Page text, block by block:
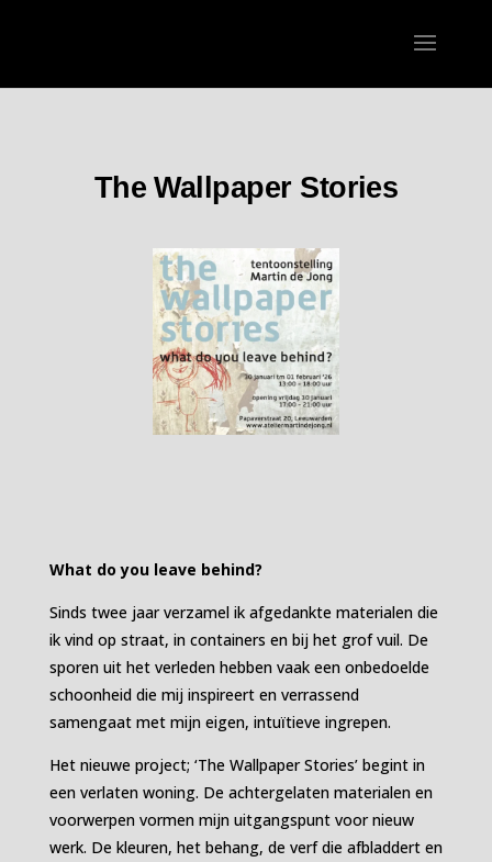
The Wallpaper Stories
What do you leave behind?
Sinds twee jaar verzamel ik afgedankte materialen die
ik vind op straat, in containers en bij het grof vuil. De
sporen uit het verleden hebben vaak een onbedoelde
schoonheid die mij inspireert en verrassend
samengaat met mijn eigen, intuïtieve ingrepen.
Het nieuwe project; ‘The Wallpaper Stories’ begint in
een verlaten woning. De achtergelaten materialen en
voorwerpen vormen mijn uitgangspunt voor nieuw
werk. De kleuren, het behang, de verf die afbladdert en